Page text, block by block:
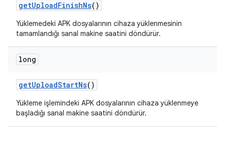
getUploadFinishNs()
Yüklemedeki APK dosyalarının cihaza yüklenmesinin
tamamlandığı sanal makine saatini döndürür.
long
getUploadStartNs()
Yükleme işlemindeki APK dosyalarının cihaza yüklenmeye
başladığı sanal makine saatini döndürür.